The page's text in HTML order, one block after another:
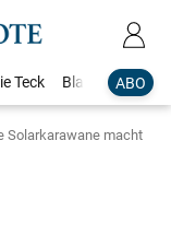
ABO
Teck Blaulicht
Solarkarawane macht